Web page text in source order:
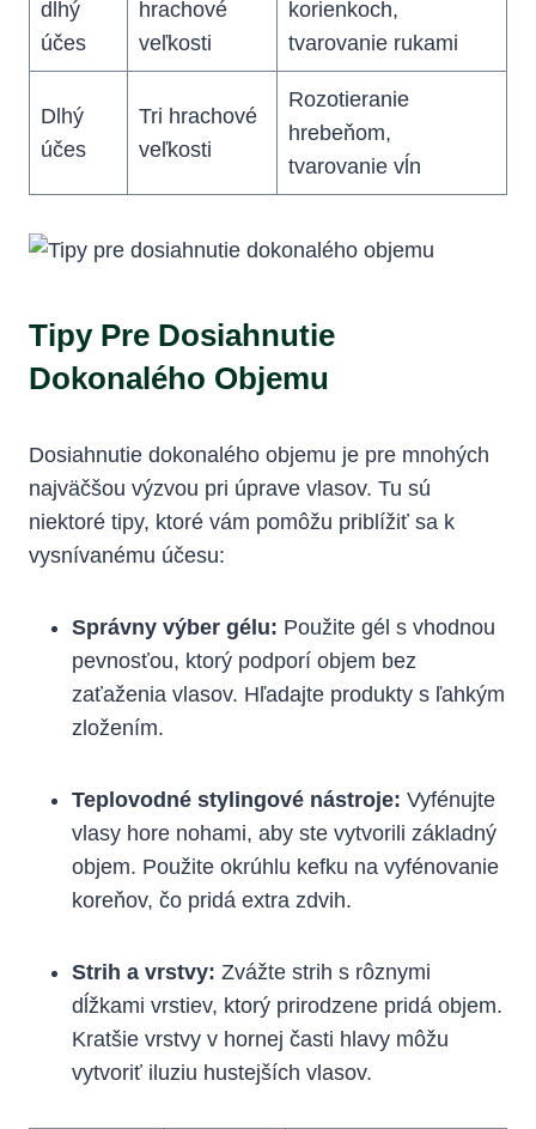
dlhý
účes
hrachové
veľkosti
korienkoch,
tvarovanie rukami
Dlhý
účes
Tri hrachové
veľkosti
Rozotieranie
hrebeňom,
tvarovanie vĺn
Tipy Pre Dosiahnutie
Dokonalého Objemu
Dosiahnutie dokonalého objemu je pre mnohých
najväčšou výzvou pri úprave vlasov. Tu sú
niektoré tipy, ktoré vám pomôžu priblížiť sa k
vysnívanému účesu:
Správny výber gélu: Použite gél s vhodnou
pevnosťou, ktorý podporí objem bez
zaťaženia vlasov. Hľadajte produkty s ľahkým
zložením.
Teplovodné stylingové nástroje: Vyfénujte
vlasy hore nohami, aby ste vytvorili základný
objem. Použite okrúhlu kefku na vyfénovanie
koreňov, čo pridá extra zdvih.
Strih a vrstvy: Zvážte strih s rôznymi
dĺžkami vrstiev, ktorý prirodzene pridá objem.
Kratšie vrstvy v hornej časti hlavy môžu
vytvoriť iluziu hustejších vlasov.